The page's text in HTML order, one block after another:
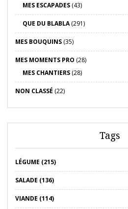
MES ESCAPADES (43)
QUE DU BLABLA(291)
MES BOUQUINS (35)
MES MOMENTS PRO (28)
MES CHANTIERS (28)
NON CLASSÉ (22)
Tags
LÉGUME (215)
SALADE (136)
VIANDE (114)